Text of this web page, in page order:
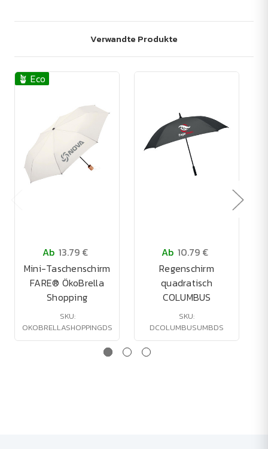
Verwandte Produkte
🪴 Eco
Ab 13.79 €
Mini-Taschenschirm
FARE® ÖkoBrella
Shopping
SKU:
OKOBRELLASHOPPINGDS
Ab 10.79 €
Regenschirm
quadratisch
COLUMBUS
SKU:
DCOLUMBUSUMBDS